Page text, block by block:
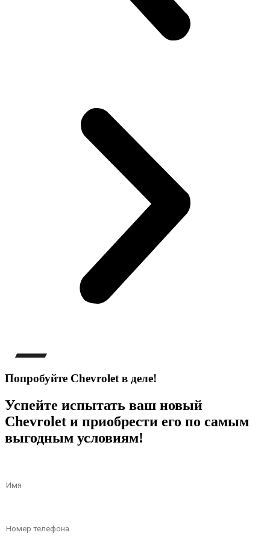
Попробуйте Chevrolet в деле!
Успейте испытать ваш новый
Chevrolet и приобрести его по самым
выгодным условиям!